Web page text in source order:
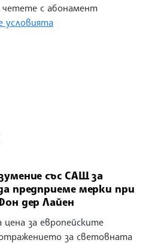
с абонамент
условията
със САЩ за
предприеме мерки при
дер Лайен
за европейските
за световната